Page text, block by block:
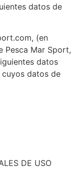
datos de
(en
Pesca Mar Sport,
datos
cuyos datos de
DE USO